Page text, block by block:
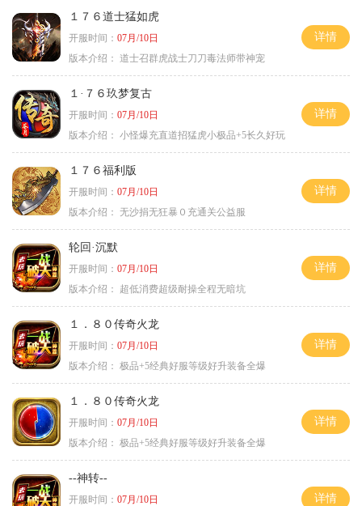
１７６道士猛如虎
开服时间： 07月/10日
版本介绍： 道士召群虎战士刀刀毒法师带神宠
详情
１·７６玖梦复古
开服时间： 07月/10日
版本介绍： 小怪爆充直道招猛虎小极品+5长久好玩
详情
１７６福利版
开服时间： 07月/10日
版本介绍： 无沙捐无狂暴０充通关公益服
详情
轮回·沉默
开服时间： 07月/10日
版本介绍：
超低消费超级耐操全程无暗坑
详情
１．８０传奇火龙
开服时间： 07月/10日
版本介绍： 极品+5经典好服等级好升装备全爆
详情
１．８０传奇火龙
开服时间： 07月/10日
版本介绍： 极品+5经典好服等级好升装备全爆
详情
--神转--
开服时间： 07月/10日
详情